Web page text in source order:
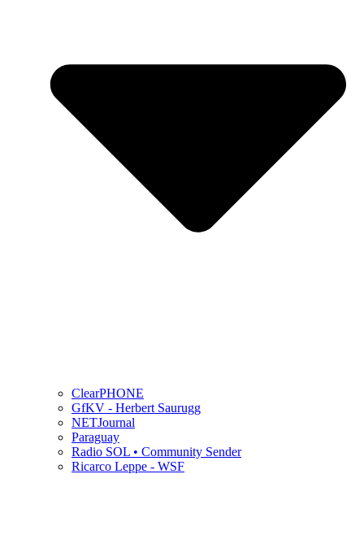
ClearPHONE
GfKV - Herbert Saurugg
NETJournal
Paraguay
Radio SOL • Community Sender
Ricarco Leppe - WSF